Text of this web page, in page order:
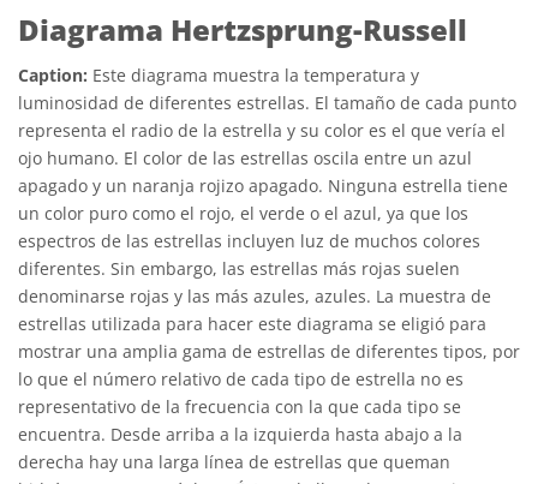
Diagrama Hertzsprung-Russell
Caption: Este diagrama muestra la temperatura y
luminosidad de diferentes estrellas. El tamaño de cada punto
representa el radio de la estrella y su color es el que vería el
ojo humano. El color de las estrellas oscila entre un azul
apagado y un naranja rojizo apagado. Ninguna estrella tiene
un color puro como el rojo, el verde o el azul, ya que los
espectros de las estrellas incluyen luz de muchos colores
diferentes. Sin embargo, las estrellas más rojas suelen
denominarse rojas y las más azules, azules. La muestra de
estrellas utilizada para hacer este diagrama se eligió para
mostrar una amplia gama de estrellas de diferentes tipos, por
lo que el número relativo de cada tipo de estrella no es
representativo de la frecuencia con la que cada tipo se
encuentra. Desde arriba a la izquierda hasta abajo a la
derecha hay una larga línea de estrellas que queman